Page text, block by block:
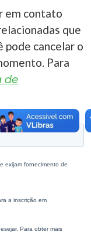
em contato
que
pode cancelar o
Para
de